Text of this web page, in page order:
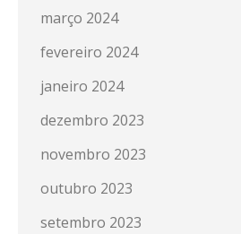
março 2024
fevereiro 2024
janeiro 2024
dezembro 2023
novembro 2023
outubro 2023
setembro 2023